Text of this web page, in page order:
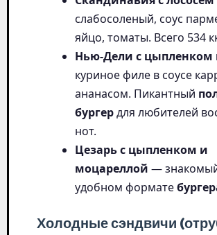
слабосоленый, соус
яйцо, томаты. Всего 534
Нью-Дели с цыпленком
куриное филе в соусе
ананасом. Пикантный
бургердля любителей
нот.
Цезарь с цыпленком и
моцареллой —
удобном формате
Холодные сэндвичи